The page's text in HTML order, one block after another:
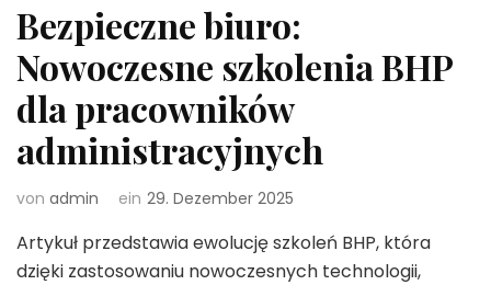
Bezpieczne biuro:
Nowoczesne szkolenia BHP
dla pracowników
administracyjnych
von admin ein 29. Dezember 2025
Artykuł przedstawia ewolucję szkoleń BHP, która
dzięki zastosowaniu nowoczesnych technologii,